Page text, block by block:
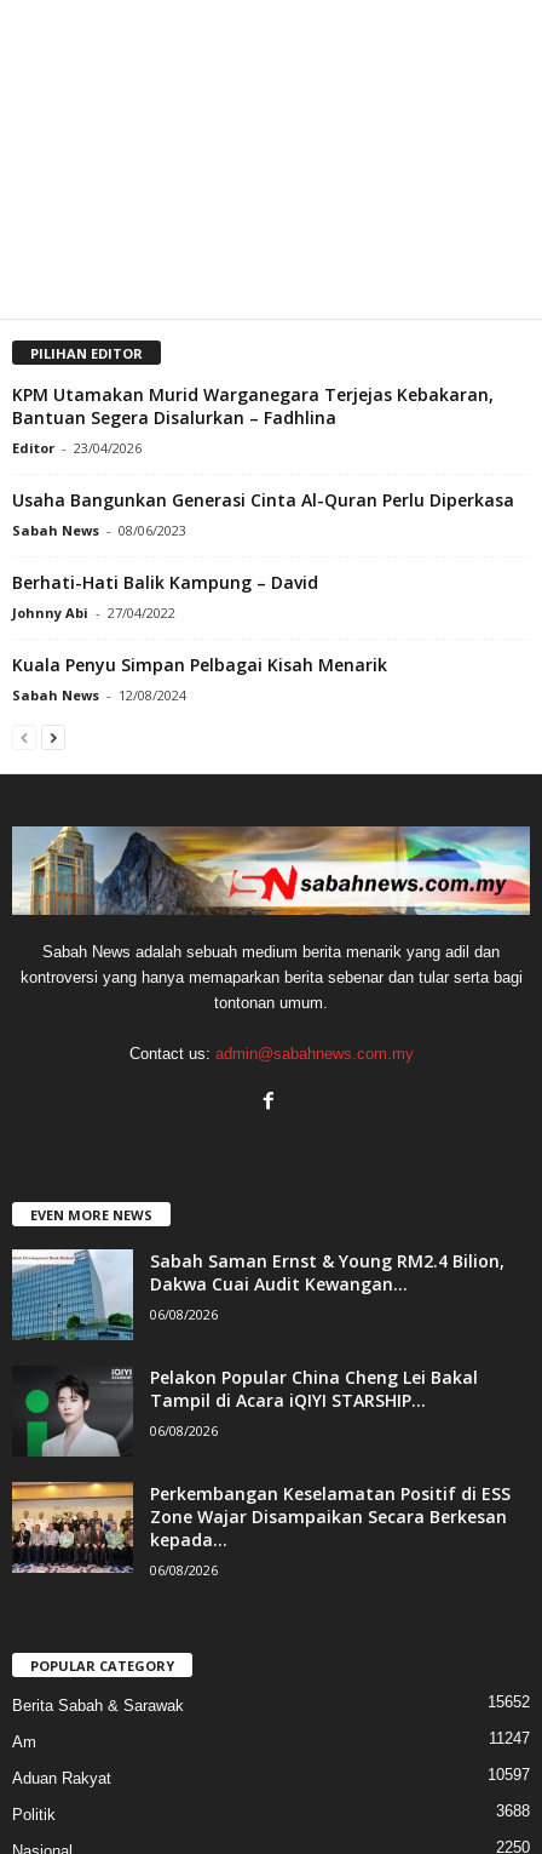
PILIHAN EDITOR
KPM Utamakan Murid Warganegara Terjejas Kebakaran,
Bantuan Segera Disalurkan – Fadhlina
Editor - 23/04/2026
Usaha Bangunkan Generasi Cinta Al-Quran Perlu Diperkasa
Sabah News - 08/06/2023
Berhati-Hati Balik Kampung – David
Johnny Abi - 27/04/2022
Kuala Penyu Simpan Pelbagai Kisah Menarik
Sabah News - 12/08/2024
Sabah News adalah sebuah medium berita menarik yang adil dan
kontroversi yang hanya memaparkan berita sebenar dan tular serta bagi
tontonan umum.
Contact us: admin@sabahnews.com.my
EVEN MORE NEWS
Sabah Saman Ernst & Young RM2.4 Bilion,
Dakwa Cuai Audit Kewangan...
06/08/2026
Pelakon Popular China Cheng Lei Bakal
Tampil di Acara iQIYI STARSHIP...
06/08/2026
Perkembangan Keselamatan Positif di ESS
Zone Wajar Disampaikan Secara Berkesan
kepada...
06/08/2026
POPULAR CATEGORY
Berita Sabah & Sarawak 15652
Am 11247
Aduan Rakyat 10597
Politik 3688
2250